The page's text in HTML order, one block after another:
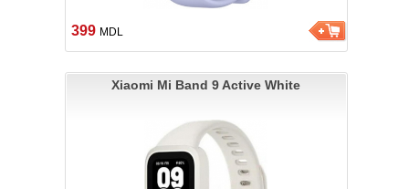
399 MDL
Xiaomi Mi Band 9 Active White